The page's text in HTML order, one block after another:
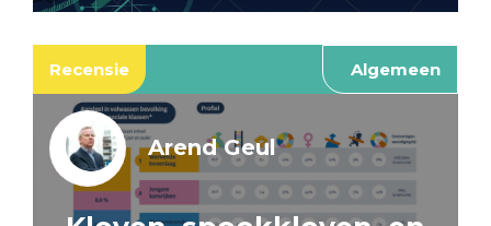
Recensie Algemeen
Arend Geul